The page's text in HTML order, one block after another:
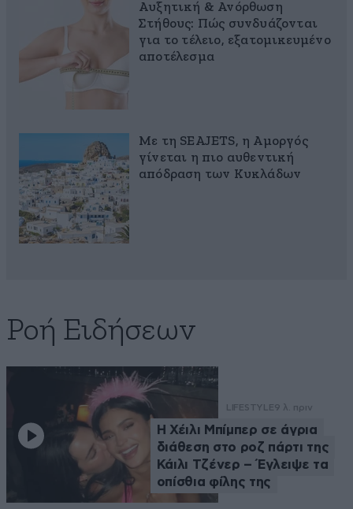
Αυξητική & Ανόρθωση
Στήθους: Πώς συνδυάζονται
για το τέλειο, εξατομικευμένο
αποτέλεσμα
Με τη SEAJETS, η Αμοργός
γίνεται η πιο αυθεντική
απόδραση των Κυκλάδων
Ροή Ειδήσεων
LIFESTYLE9 λ. πριν
Η Χέιλι Μπίμπερ σε άγρια
διάθεση στο ροζ πάρτι της
Κάιλι Τζένερ – Έγλειψε τα
οπίσθια φίλης της